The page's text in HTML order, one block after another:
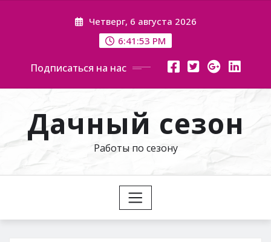
Четверг, 6 августа 2026
6:41:55 PM
Подписаться на нас
Дачный сезон
Работы по сезону